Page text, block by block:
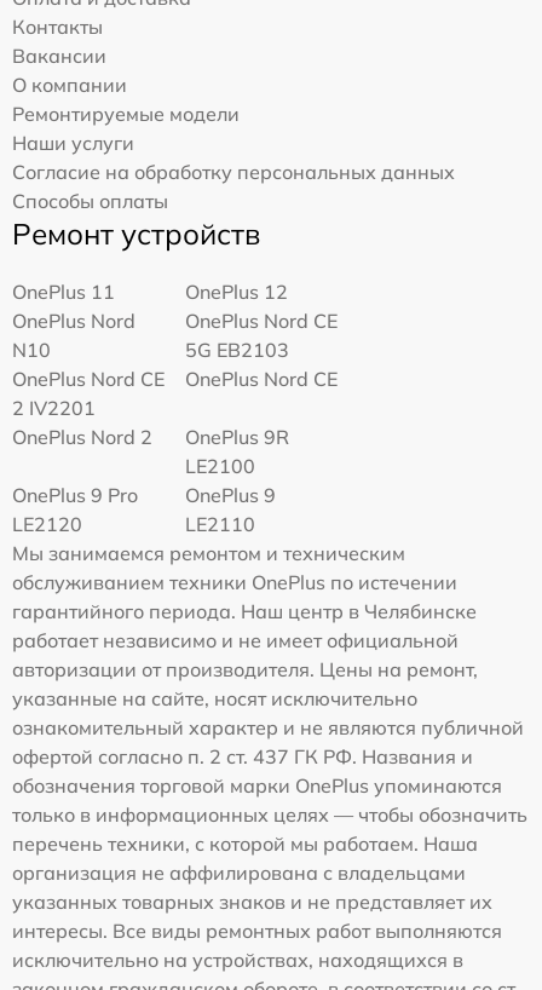
Контакты
Вакансии
О компании
Ремонтируемые модели
Наши услуги
Согласие на обработку персональных данных
Способы оплаты
Ремонт устройств
OnePlus 11
OnePlus 12
OnePlus Nord
N10
OnePlus Nord CE
5G EB2103
OnePlus Nord CE
2 IV2201
OnePlus Nord CE
OnePlus Nord 2
OnePlus 9R
LE2100
OnePlus 9 Pro
LE2120
OnePlus 9
LE2110
Мы занимаемся ремонтом и техническим
обслуживанием техники OnePlus по истечении
гарантийного периода. Наш центр в Челябинске
работает независимо и не имеет официальной
авторизации от производителя. Цены на ремонт,
указанные на сайте, носят исключительно
ознакомительный характер и не являются публичной
офертой согласно п. 2 ст. 437 ГК РФ. Названия и
обозначения торговой марки OnePlus упоминаются
только в информационных целях — чтобы обозначить
перечень техники, с которой мы работаем. Наша
организация не аффилирована с владельцами
указанных товарных знаков и не представляет их
интересы. Все виды ремонтных работ выполняются
исключительно на устройствах, находящихся в